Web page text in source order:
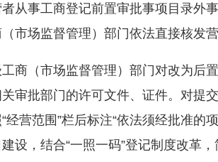
从事工商登记前置审批事项目录外
市场监督管理）部门依法直接核发
（市场监督管理）部门对改为后置
关审批部门的许可文件、证件。对提
经营范围”栏后标注“依法须经批准的
设，结合“一照一码”登记制度改革